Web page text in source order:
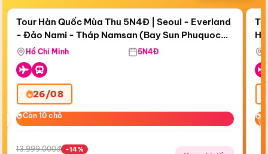
Còn19 ngày 07:19:38
Tour Hàn Quốc Mùa Thu 5N4Đ | Seoul - Everland
- Đảo Nami - Tháp Namsan (Bay Sun Phuquoc
Airways)
Hồ Chí Minh 5N4Đ
26/08
Còn 10 chỗ
Còn 10 chỗ
13.999.000đ -14%